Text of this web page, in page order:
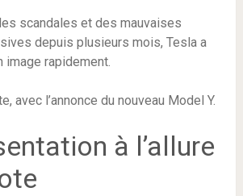
scandales et des mauvaises
depuis plusieurs mois, Tesla a
image rapidement.
avec l’annonce du nouveau Model Y.
à l’allure